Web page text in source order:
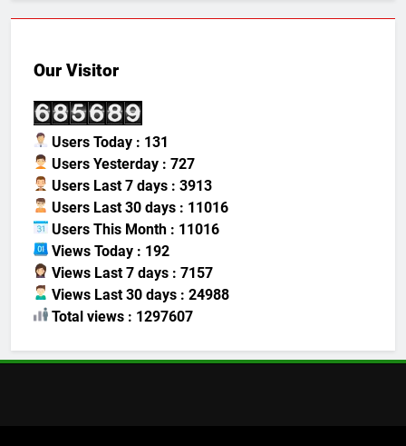
Our Visitor
Users Today : 131
Users Yesterday : 727
Users Last 7 days : 3913
Users Last 30 days : 11016
Users This Month : 11016
Views Today : 192
Views Last 7 days : 7157
Views Last 30 days : 24988
Total views : 1297607